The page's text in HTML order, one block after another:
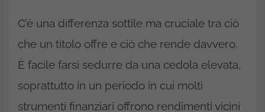
C’è una differenza sottile ma cruciale tra ciò
che un titolo offre e ciò che rende davvero.
È facile farsi sedurre da una cedola elevata,
soprattutto in un periodo in cui molti
strumenti finanziari offrono rendimenti vicini